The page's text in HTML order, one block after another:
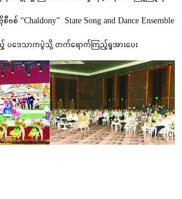
ဗစ် “Chaldony” State Song and Dance Ensemble
ပဒေသာကပွဲသို့ တက်ရောက်ကြည့်ရှုအားပေး